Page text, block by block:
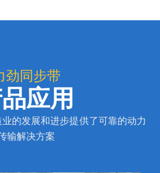
劲同步带
应用
的发展和进步提供了可靠的动力
输解决方案